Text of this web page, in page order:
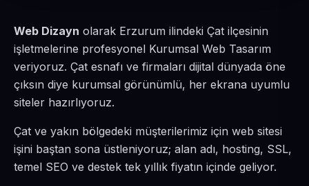
Web Dizayn olarak Erzurum ilindeki Çat ilçesinin
işletmelerine profesyonel Kurumsal Web Tasarım
veriyoruz. Çat esnafı ve firmaları dijital dünyada öne
çıksın diye kurumsal görünümlü, her ekrana uyumlu
siteler hazırlıyoruz.
Çat ve yakın bölgedeki müşterilerimiz için web sitesi
işini baştan sona üstleniyoruz; alan adı, hosting, SSL,
temel SEO ve destek tek yıllık fiyatın içinde geliyor.